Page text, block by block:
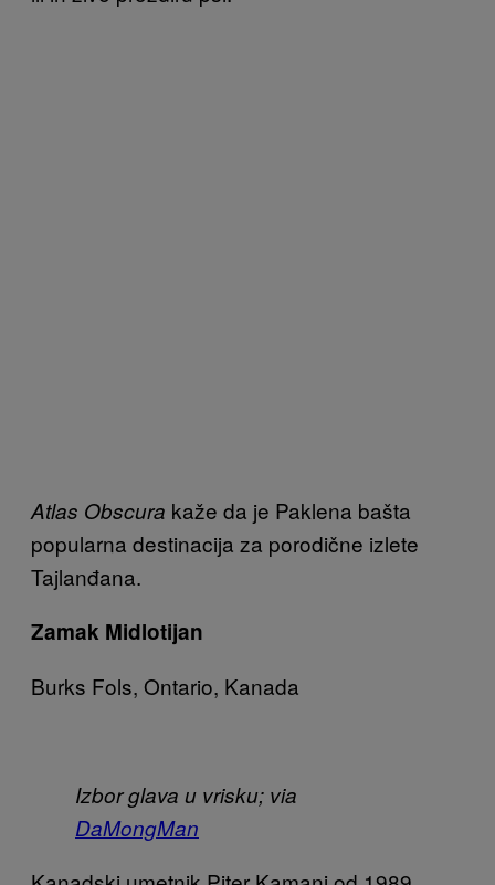
Atlas Obscura kaže da je Paklena bašta
popularna destinacija za porodične izlete
Tajlanđana.
Zamak Midlotijan
Burks Fols, Ontario, Kanada
Izbor glava u vrisku; via
DaMongMan